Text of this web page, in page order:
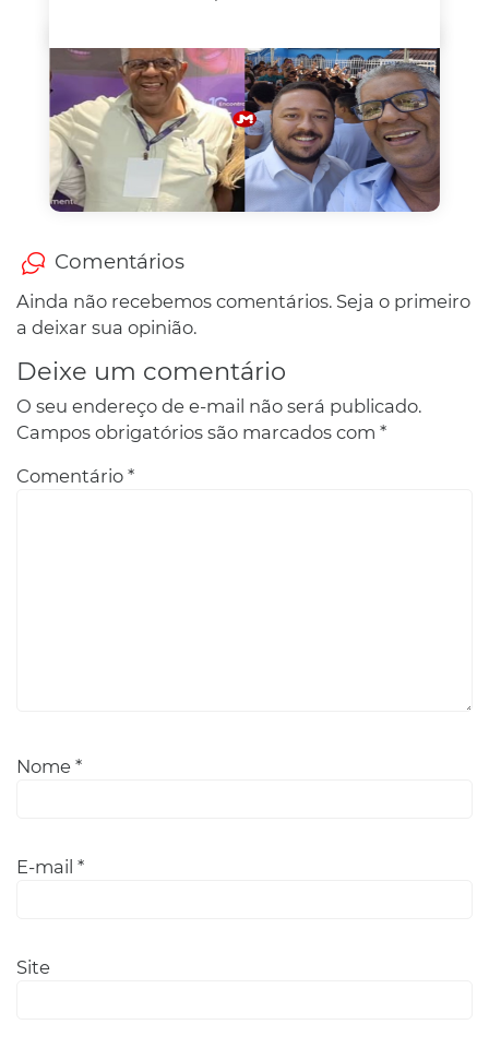
Comentários
Ainda não recebemos comentários. Seja o primeiro
a deixar sua opinião.
Deixe um comentário
O seu endereço de e-mail não será publicado.
Campos obrigatórios são marcados com *
Comentário *
Nome *
E-mail *
Site